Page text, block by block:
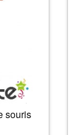
souris